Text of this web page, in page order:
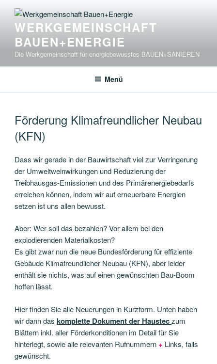
Inhalt
springenWERKGEMEINSCHAFT
BAUEN+ENERGIE
Die Werkgemeinschaft für energiebewusstes BAUEN+SANIEREN
Menü
Förderung Klimafreundlicher Neubau
(KFN)
Dass wir gerade in der Bauwirtschaft viel zur Verringerung
der Umweltweinwirkungen und Reduzierung der
Treibhausgas-Emissionen und des Primärenergiebedarfs
erreichen können, indem wir auf erneuerbare Energien
setzen ist uns allen bewusst.
Aber: Wer soll das bezahlen? Vor allem bei den
explodierenden Materialkosten?
Es gibt zwar nun die neue Bundesförderung für effiziente
Gebäude Klimafreundlicher Neubau (KFN), aber leider
enthält sie nichts, was auf einen gewünschten Bau-Boom
hoffen lässt.
Hier finden Sie alle Neuerungen in Kurzform. Unten haben
wir dann das komplette Dokument der Hausteczum
Blättern inkl. aller Förderkonditionen im Detail für Sie
hinterlegt, sowie alle relevanten Rufnummern+ Links, falls
gewünscht.